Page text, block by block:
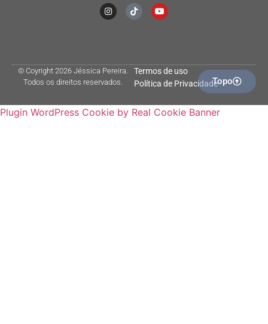
© Coyright 2026 Jéssica Pereira.
Todos os direitos reservados.
Termos de uso
Política de PrivacidadeTopo
Plugin WordPress Cookie by Real Cookie Banner